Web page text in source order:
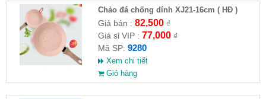
Chảo đá chống dính XJ21-16cm ( HĐ )
Giá bán : 82,500₫
Giá sỉ VIP : 77,000₫
Mã SP: 9280
Xem chi tiết
Giỏ hàng